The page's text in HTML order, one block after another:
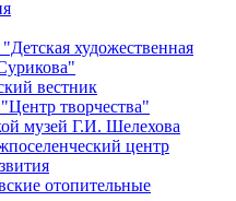
художественная
вестник
творчества"
музей Г.И. Шелехова
центр
отопительные